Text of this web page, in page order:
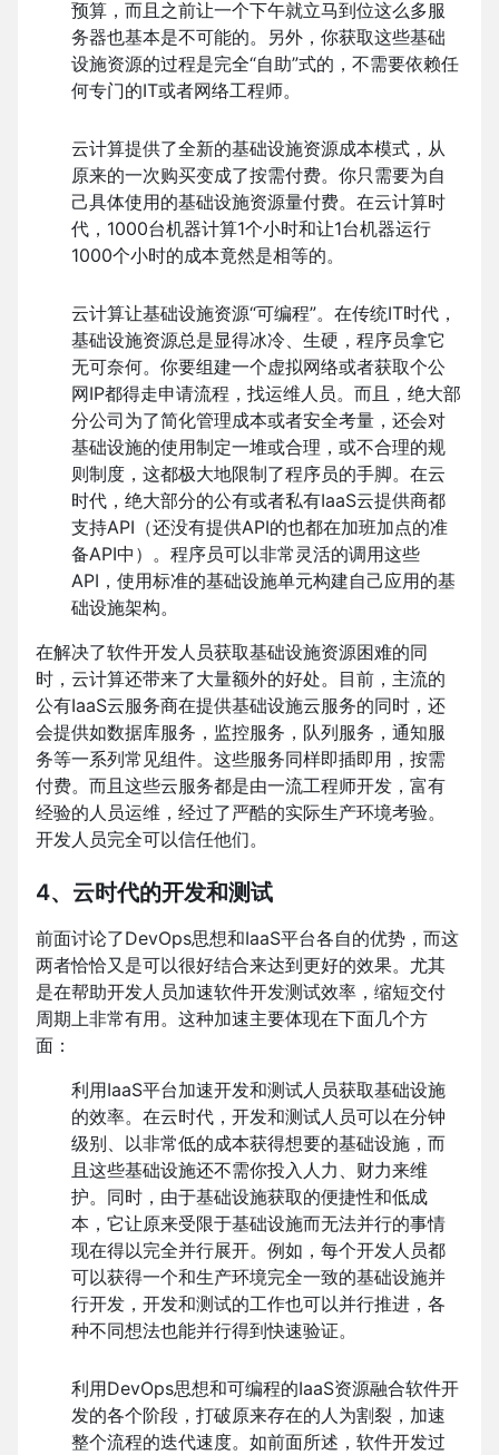
预算，而且之前让一个下午就立马到位这么多服
务器也基本是不可能的。另外，你获取这些基础
设施资源的过程是完全“自助”式的，不需要依赖任
何专门的IT或者网络工程师。
云计算提供了全新的基础设施资源成本模式，从
原来的一次购买变成了按需付费。你只需要为自
己具体使用的基础设施资源量付费。在云计算时
代，1000台机器计算1个小时和让1台机器运行
1000个小时的成本竟然是相等的。
云计算让基础设施资源“可编程”。在传统IT时代，
基础设施资源总是显得冰冷、生硬，程序员拿它
无可奈何。你要组建一个虚拟网络或者获取个公
网IP都得走申请流程，找运维人员。而且，绝大部
分公司为了简化管理成本或者安全考量，还会对
基础设施的使用制定一堆或合理，或不合理的规
则制度，这都极大地限制了程序员的手脚。在云
时代，绝大部分的公有或者私有IaaS云提供商都
支持API（还没有提供API的也都在加班加点的准
备API中）。程序员可以非常灵活的调用这些
API，使用标准的基础设施单元构建自己应用的基
础设施架构。
在解决了软件开发人员获取基础设施资源困难的同
时，云计算还带来了大量额外的好处。目前，主流的
公有IaaS云服务商在提供基础设施云服务的同时，还
会提供如数据库服务，监控服务，队列服务，通知服
务等一系列常见组件。这些服务同样即插即用，按需
付费。而且这些云服务都是由一流工程师开发，富有
经验的人员运维，经过了严酷的实际生产环境考验。
开发人员完全可以信任他们。
4、云时代的开发和测试
前面讨论了DevOps思想和IaaS平台各自的优势，而这
两者恰恰又是可以很好结合来达到更好的效果。尤其
是在帮助开发人员加速软件开发测试效率，缩短交付
周期上非常有用。这种加速主要体现在下面几个方
面：
利用IaaS平台加速开发和测试人员获取基础设施
的效率。在云时代，开发和测试人员可以在分钟
级别、以非常低的成本获得想要的基础设施，而
且这些基础设施还不需你投入人力、财力来维
护。同时，由于基础设施获取的便捷性和低成
本，它让原来受限于基础设施而无法并行的事情
现在得以完全并行展开。例如，每个开发人员都
可以获得一个和生产环境完全一致的基础设施并
行开发，开发和测试的工作也可以并行推进，各
种不同想法也能并行得到快速验证。
利用DevOps思想和可编程的IaaS资源融合软件开
发的各个阶段，打破原来存在的人为割裂，加速
整个流程的迭代速度。如前面所述，软件开发过